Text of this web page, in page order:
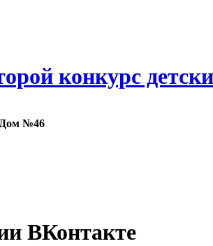
конкурс
№46
ВКонтакте